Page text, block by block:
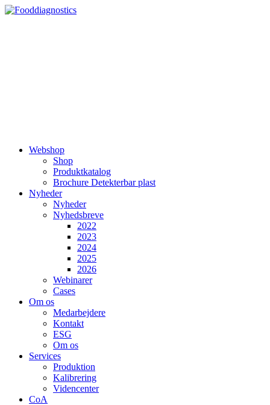
Videre
Webshop
Shop
Produktkatalog
Brochure Detekterbar plast
Nyheder
Nyheder
Nyhedsbreve
2022
2023
2024
2025
2026
Webinarer
Cases
Om os
Medarbejdere
Kontakt
ESG
Om os
Services
Produktion
Kalibrering
Videncenter
CoA